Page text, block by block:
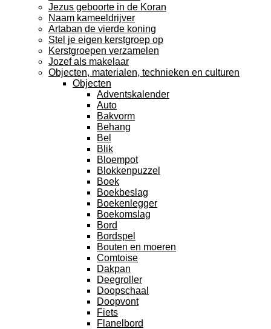
Jezus geboorte in de Koran
Naam kameeldrijver
Artaban de vierde koning
Stel je eigen kerstgroep op
Kerstgroepen verzamelen
Jozef als makelaar
Objecten, materialen, technieken en culturen
Objecten
Adventskalender
Auto
Bakvorm
Behang
Bel
Blik
Bloempot
Blokkenpuzzel
Boek
Boekbeslag
Boekenlegger
Boekomslag
Bord
Bordspel
Bouten en moeren
Comtoise
Dakpan
Deegroller
Doopschaal
Doopvont
Fiets
Flanelbord